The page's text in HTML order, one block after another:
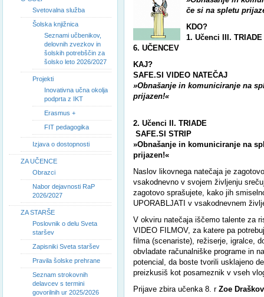
Svetovalna služba
Šolska knjižnica
Seznami učbenikov,
delovnih zvezkov in
šolskih potrebščin za
šolsko leto 2026/2027
Projekti
Inovativna učna okolja
podprta z IKT
Erasmus +
FIT pedagogika
Izjava o dostopnosti
ZA UČENCE
Obrazci
Nabor dejavnosti RaP
2026/2027
ZA STARŠE
Poslovnik o delu Sveta
staršev
Zapisniki Sveta staršev
Pravila šolske prehrane
Seznam strokovnih
delavcev s termini
govorilnih ur 2025/2026
če si na spletu
KDO?
1. Učenci III.
6. UČENCEV
KAJ?
SAFE.SI VIDEO NATEČAJ
»Obnašanje in komuniciranje na
prijazen!«
2. Učenci II. TRIADE
SAFE.SI STRIP
»Obnašanje in komuniciranje na
prijazen!«
Naslov likovnega natečaja je
vsakodnevno v svojem življenju
zagotovo sprašujete, kako jih
UPORABLJATI v vsakodnevnem
V okviru natečaja iščemo talente za
VIDEO FILMOV, za katere pa
filma (scenariste), režiserje, igralce,
obvladate računalniške programe in
potencial, da boste tvorili usklajeno
preizkusiš kot posameznik v vseh
Prijave zbira učenka 8. r Zoe